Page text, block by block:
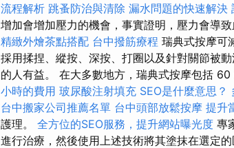
流程解析 跳蚤防治與清除 漏水問題的快速解決
增加會增加壓力的機會，事實證明，壓力會導
精緻外燴茶點搭配 台中撥筋療程 瑞典式按摩可
採用揉捏、縱按、深按、打圈以及針對關節被
的人有益。 在大多數地方，瑞典式按摩包括
小時的費用 玻尿酸注射填充 SEO是什麼意思？
台中搬家公司推薦名單 台中頭部放鬆按摩 提升
護理。 全方位的SEO服務，提升網站曝光度 專
進行治療，然後使用上述技術將其塗抹在選定的